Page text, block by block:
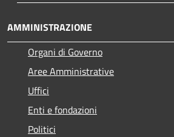
AMMINISTRAZIONE
Organi di Governo
Aree Amministrative
Uffici
Enti e fondazioni
Politici